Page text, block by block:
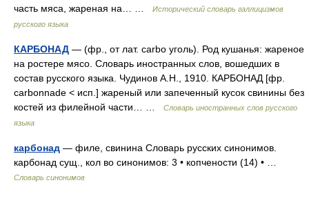
часть мяса, жареная на… …
Исторический словарь галлицизмов
русского языка
КАРБОНАД — (фр., от лат. carbo уголь). Род кушанья: жареное
на ростере мясо. Словарь иностранных слов, вошедших в
состав русского языка. Чудинов А.Н., 1910. КАРБОНАД [фр.
carbonnade < исп.] жареный или запеченный кусок свинины без
костей из филейной части… …
Словарь иностранных слов русского
языка
карбонад — филе, свинина Словарь русских синонимов.
карбонад сущ., кол во синонимов: 3 • копчености (14) • …
Словарь синонимов